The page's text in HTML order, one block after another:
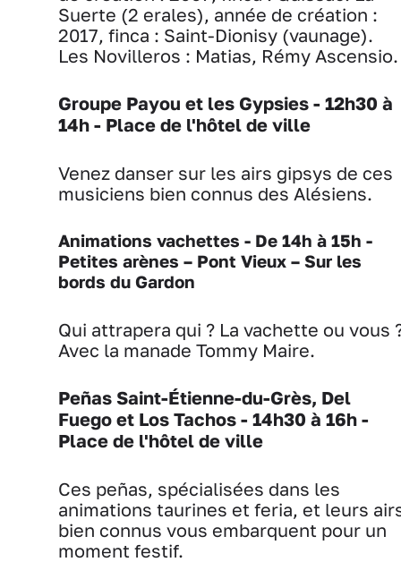
Suerte (2 erales), année de création :
2017, finca : Saint-Dionisy (vaunage).
Les Novilleros : Matias, Rémy Ascensio.
Groupe Payou et les Gypsies - 12h30 à
14h - Place de l'hôtel de ville
Venez danser sur les airs gipsys de ces
musiciens bien connus des Alésiens.
Animations vachettes - De 14h à 15h -
Petites arènes – Pont Vieux – Sur les
bords du Gardon
Qui attrapera qui ? La vachette ou vous
Avec la manade Tommy Maire.
Peñas Saint-Étienne-du-Grès, Del
Fuego et Los Tachos - 14h30 à 16h -
Place de l'hôtel de ville
Ces peñas, spécialisées dans les
animations taurines et feria, et leurs
bien connus vous embarquent pour un
moment festif.